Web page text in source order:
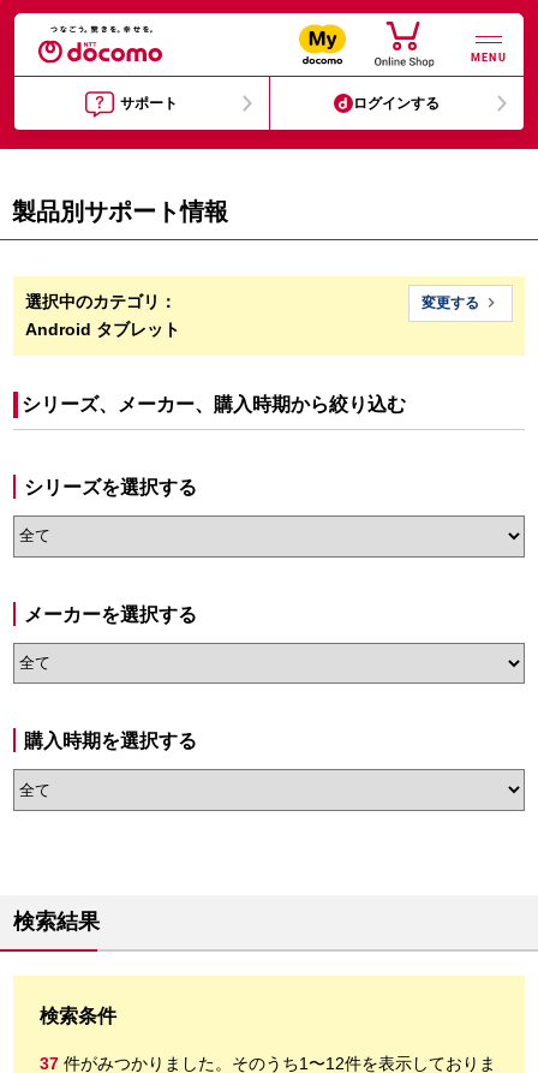
MENU
サポート ログインする
製品別サポート情報
選択中のカテゴリ：
Android タブレット
変更する 
シリーズ、メーカー、購入時期から絞り込む
シリーズを選択する
メーカーを選択する
購入時期を選択する
検索結果
検索条件
37 件がみつかりました。 そのうち1〜12件を表示しておりま